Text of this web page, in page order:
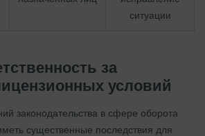
ситуации
за
условий
законодательства в сфере оборота
существенные последствия для